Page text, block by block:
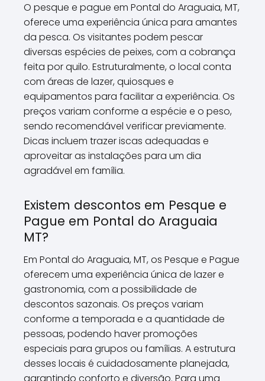
O pesque e pague em Pontal do Araguaia, MT,
oferece uma experiência única para amantes
da pesca. Os visitantes podem pescar
diversas espécies de peixes, com a cobrança
feita por quilo. Estruturalmente, o local conta
com áreas de lazer, quiosques e
equipamentos para facilitar a experiência. Os
preços variam conforme a espécie e o peso,
sendo recomendável verificar previamente.
Dicas incluem trazer iscas adequadas e
aproveitar as instalações para um dia
agradável em família.
Existem descontos em Pesque e
Pague em Pontal do Araguaia
MT?
Em Pontal do Araguaia, MT, os Pesque e Pague
oferecem uma experiência única de lazer e
gastronomia, com a possibilidade de
descontos sazonais. Os preços variam
conforme a temporada e a quantidade de
pessoas, podendo haver promoções
especiais para grupos ou famílias. A estrutura
desses locais é cuidadosamente planejada,